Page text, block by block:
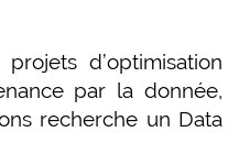
d’optimisation
par la donnée,
recherche un Data